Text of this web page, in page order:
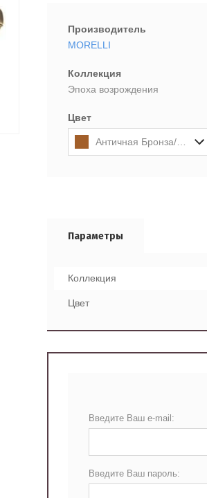
Производитель
MORELLI
Коллекция
Эпоха возрождения
Цвет
Параметры
Коллекция
Цвет
Введите Ваш e-mail:
Введите Ваш пароль: